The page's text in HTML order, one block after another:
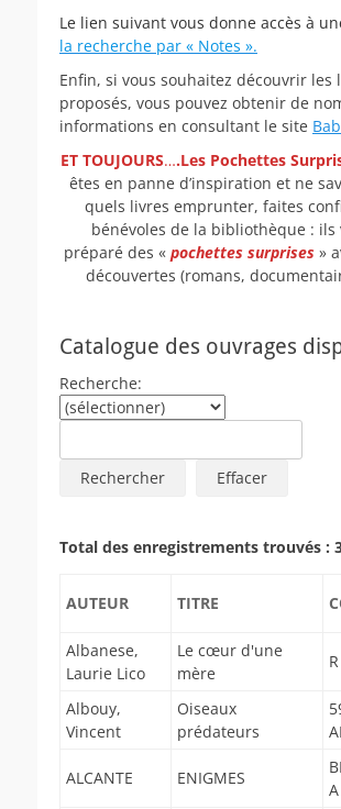
Le lien suivant vous donne accès à
la recherche par « Notes ».
Enfin, si vous souhaitez découvrir les
proposés, vous pouvez obtenir de
informations en consultant le site
ET TOUJOURS….Les Pochettes
êtes en panne d’inspiration et ne
quels livres emprunter, faites
bénévoles de la bibliothèque : ils
préparé des « pochettes surprises »
découvertes (romans,
Catalogue des ouvrages
Recherche:
Total des enregistrements trouvés :
AUTEUR TITRE
Albanese,
Laurie Lico
Le cœur d'une
mère
Albouy,
Vincent
Oiseaux
prédateurs
ALCANTE ENIGMES